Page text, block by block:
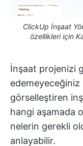
ClickUp İnşaat
özellikleri için
İnşaat projenizi
görselleştiren
hangi aşamada
nelerin gerekli
anlayabilir.